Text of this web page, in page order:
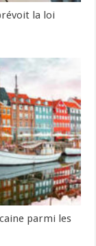
la loi
parmi les